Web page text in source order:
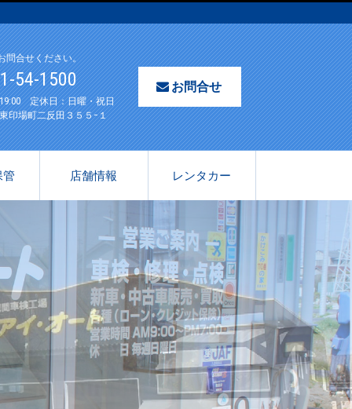
問合せください。
54-1500
定休日：日曜・祝日
印場町二反田３５５−１
お問合せ
管 店舗情報 レンタカー